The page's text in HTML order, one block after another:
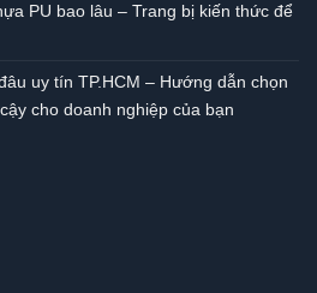
PU bao lâu – Trang bị kiến thức để
uy tín TP.HCM – Hướng dẫn chọn
cho doanh nghiệp của bạn